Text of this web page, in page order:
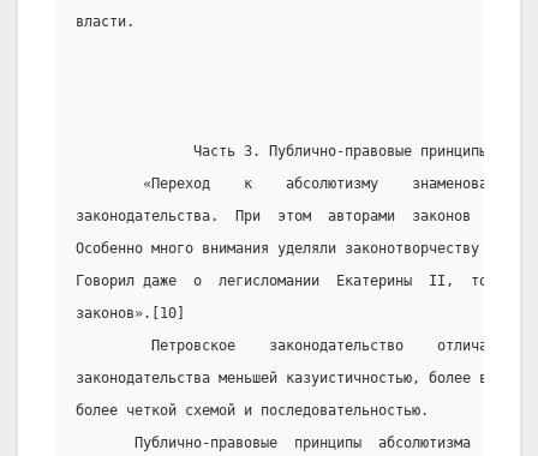
власти.
Часть 3. Публично-правовые принципы
«Переход    к    абсолютизму    знаменовался
законодательства.  При  этом  авторами  законов
Особенно много внимания уделяли законотворчеству
Говорил даже  о  легисломании  Екатерины  II,  то
законов».[10]
Петровское    законодательство    отличалось
законодательства меньшей казуистичностью, более
более четкой схемой и последовательностью.
Публично-правовые  принципы  абсолютизма  –